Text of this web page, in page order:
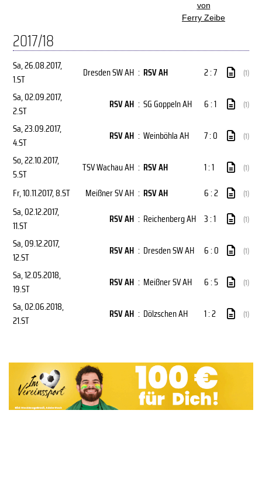
von
Ferry Zeibe
2017/18
Sa, 26.08.2017,
1.ST
Dresden SW AH : RSV AH 2 : 7 (1)
Sa, 02.09.2017,
2.ST
RSV AH : SG Goppeln AH 6 : 1 (1)
Sa, 23.09.2017,
4.ST
RSV AH : Weinböhla AH 7 : 0 (1)
So, 22.10.2017,
5.ST
TSV Wachau AH : RSV AH 1 : 1 (1)
Fr, 10.11.2017, 8.ST Meißner SV AH : RSV AH 6 : 2 (1)
Sa, 02.12.2017,
11.ST
RSV AH : Reichenberg AH 3 : 1 (1)
Sa, 09.12.2017,
12.ST
RSV AH : Dresden SW AH 6 : 0 (1)
Sa, 12.05.2018,
19.ST
RSV AH : Meißner SV AH 6 : 5 (1)
Sa, 02.06.2018,
21.ST
RSV AH : Dölzschen AH 1 : 2 (1)